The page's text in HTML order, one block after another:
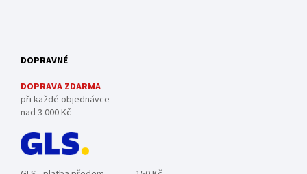
DOPRAVNÉ
DOPRAVA ZDARMA
při každé objednávce
nad 3 000 Kč